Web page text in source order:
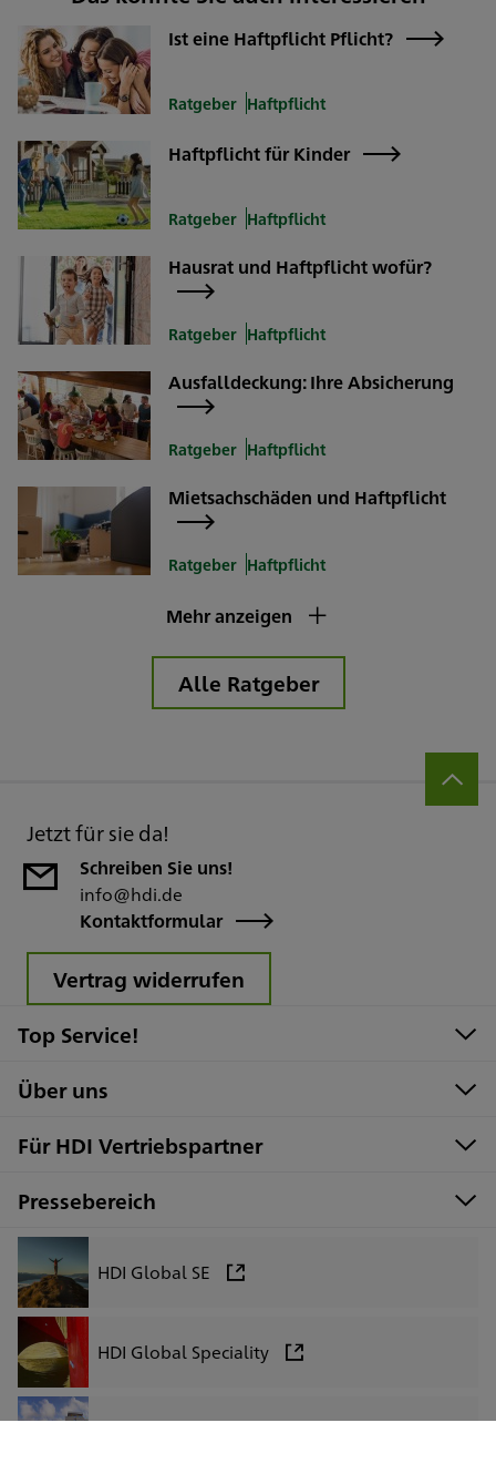
Ist eine Haftpflicht Pflicht?
Ratgeber Haftpflicht
Haftpflicht für Kinder
Ratgeber Haftpflicht
Hausrat und Haftpflicht wofür?
Ratgeber Haftpflicht
Ausfalldeckung: Ihre Absicherung
Ratgeber Haftpflicht
Mietsachschäden und Haftpflicht
Ratgeber Haftpflicht
Mehr anzeigen
Alle Ratgeber
Jetzt für sie da!
Schreiben Sie uns!
info@hdi.de
Kontaktformular
Vertrag widerrufen
Top Service!
Über uns
Für HDI Vertriebspartner
Pressebereich
HDI Global SE
HDI Global Speciality